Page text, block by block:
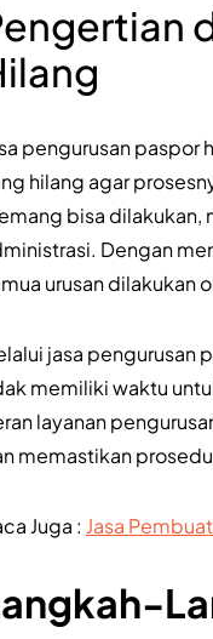
pengurusan
hilang agar
bisa dilakukan,
Dengan
urusan dilakukan
jasa pengurusan
memiliki waktu
layanan
memastikan
Juga : Jasa